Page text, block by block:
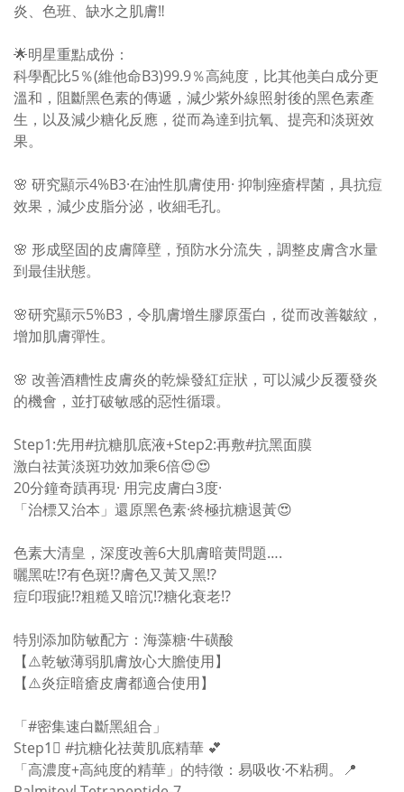
炎、色班、缺水之肌膚‼️
🌟明星重點成份：
科學配比5％(維他命B3)99.9％高純度，比其他美白成分更
溫和，阻斷黑色素的傳遞，減少紫外線照射後的黑色素產
生，以及減少糖化反應，從而為達到抗氧、提亮和淡斑效
果。
🌸 研究顯示4%B3·在油性肌膚使用· 抑制痤瘡桿菌，具抗痘
效果，減少皮脂分泌，收細毛孔。
🌸 形成堅固的皮膚障壁，預防水分流失，調整皮膚含水量
到最佳狀態。
🌸研究顯示5%B3，令肌膚增生膠原蛋白，從而改善皺紋，
增加肌膚彈性。
🌸 改善酒糟性皮膚炎的乾燥發紅症狀，可以減少反覆發炎
的機會，並打破敏感的惡性循環。
Step1:先用#抗糖肌底液+Step2:再敷#抗黑面膜
激白祛黃淡斑功效加乘6倍😍😍
20分鐘奇蹟再現· 用完皮膚白3度·
「治標又治本」還原黑色素·終極抗糖退黃😍
色素大清皇，深度改善6大肌膚暗黄問題….
曬黑咗⁉️有色斑⁉️膚色又黃又黑⁉️
痘印瑕疵⁉️粗糙又暗沉⁉️糖化衰老⁉️
特別添加防敏配方：海藻糖·牛磺酸
【⚠️乾敏薄弱肌膚放心大膽使用】
【⚠️炎症暗瘡皮膚都適合使用】
「#密集速白斷黑組合」
Step1⃣️ #抗糖化祛黄肌底精華 💕
「高濃度+高純度的精華」的特徵：易吸收·不粘稠。📍